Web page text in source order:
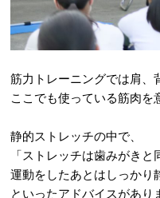
筋力トレーニングでは肩、
ここでも使っている筋肉
静的ストレッチの中で、
「ストレッチは歯みがき
運動をしたあとはしっかり
といったアドバイスがあり